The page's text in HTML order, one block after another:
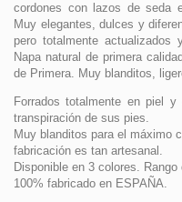
cordones con lazos de seda
Muy elegantes, dulces y
pero totalmente actualizados
Napa natural de primera
de Primera. Muy blanditos,
Forrados totalmente en piel
transpiración de sus pies.
Muy blanditos para el máximo
fabricación es tan artesanal.
Disponible en 3 colores.
100% fabricado en ESPAÑA.